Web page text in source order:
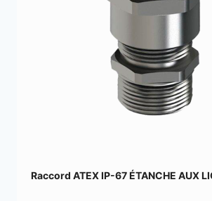
Raccord ATEX IP-67 ÉTANCHE AUX